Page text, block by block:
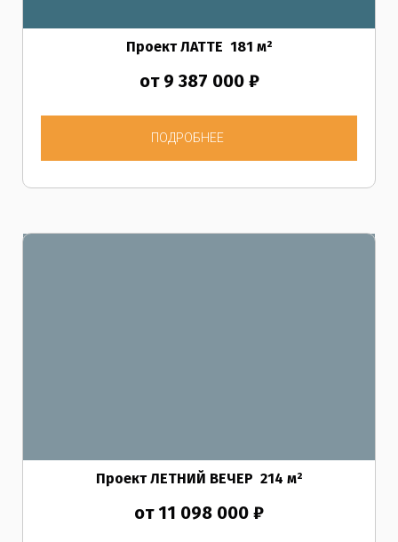
Проект ЛАТТЕ 181 м²
от 9 387 000 ₽
ПОДРОБНЕЕ
Проект ЛЕТНИЙ ВЕЧЕР 214 м²
от 11 098 000 ₽